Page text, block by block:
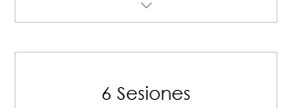
6 Sesiones